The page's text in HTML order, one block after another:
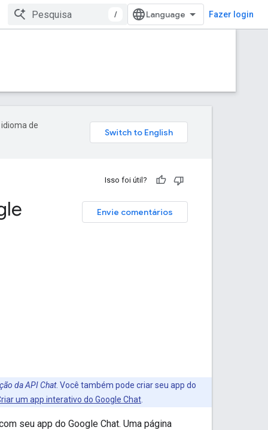
/ Fazer login
de
Isso foi útil?
Envie comentários
da API Chat. Você também pode criar seu app do
um app interativo do Google Chat
seu app do Google Chat. Uma página